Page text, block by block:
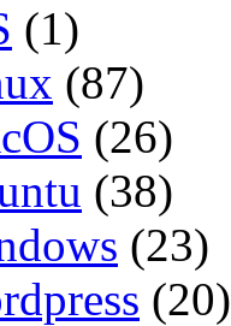
(1)
(87)
(26)
(38)
(23)
(20)